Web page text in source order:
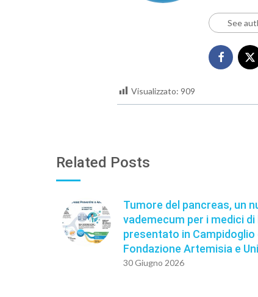
See
Visualizzato: 909
Related Posts
Tumore del pancreas, un
vademecum per i medici di
presentato in Campidoglio
Fondazione Artemisia e
30 Giugno 2026